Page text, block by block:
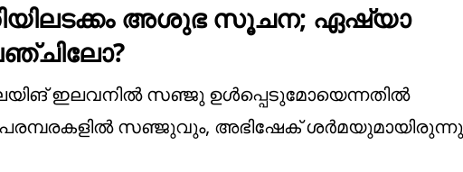
അശുഭ സൂചന; ഏഷ്യാ
പ്ലേയിങ് ഇലവനില്‍ സഞ്ജു ഉള്‍പ്പെടുമോയെന്നതില്‍
പരമ്പരകളില്‍ സഞ്ജുവും, അഭിഷേക് ശര്‍മയുമായിരുന്നു